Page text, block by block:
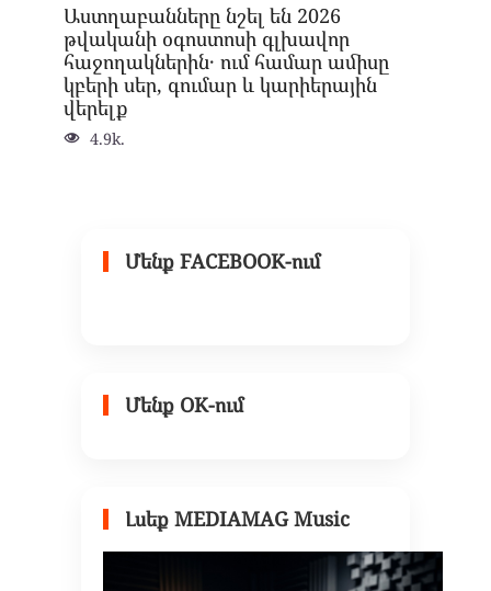
Աստղաբանները նշել են 2026
թվականի օգոստոսի գլխավոր
հաջողակներին․ ում համար ամիսը
կբերի սեր, գումար և կարիերային
վերելք
4.9k.
Մենք FACEBOOK-ում
Մենք OK-ում
Լսեք MEDIAMAG Music